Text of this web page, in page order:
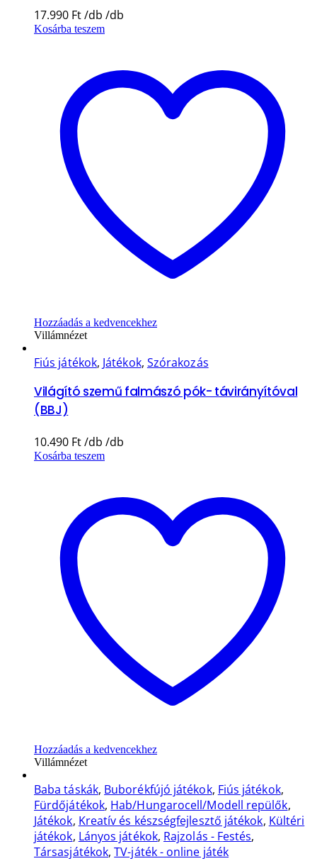
17.990 Ft
Kosárba teszem
Hozzáadás a kedvencekhez
Villámnézet
Fiús játékok, Játékok, Szórakozás
Világító szemű falmászó pók- távirányítóval
(BBJ)
10.490 Ft
Kosárba teszem
Hozzáadás a kedvencekhez
Villámnézet
Baba táskák, Buborékfújó játékok, Fiús játékok,
Fürdőjátékok, Hab/Hungarocell/Modell repülők,
Játékok, Kreatív és készségfejlesztő játékok, Kültéri
játékok, Lányos játékok, Rajzolás - Festés,
Társasjátékok,TV-játék - online játék